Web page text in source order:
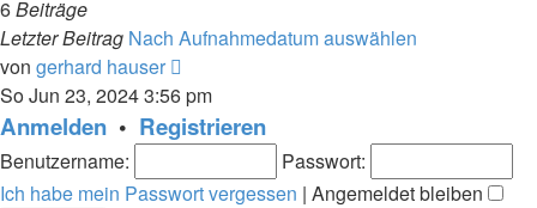
6Beiträge
Letzter Beitrag Nach Aufnahmedatum auswählen
von gerhard hauser
Beitrag
So Jun 23, 2024 3:56 pm
Anmelden • Registrieren
Benutzername:
Passwort:
Ich habe mein Passwort vergessen | Angemeldet bleiben